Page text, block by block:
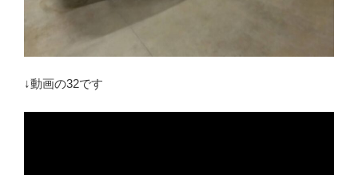
↓動画の32です